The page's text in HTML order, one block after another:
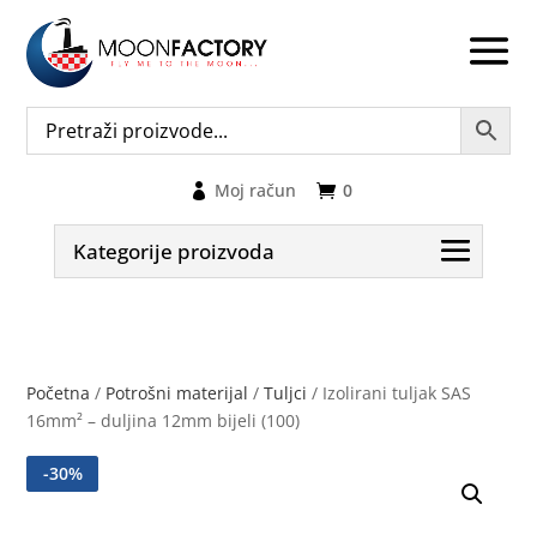
0
Moj račun
Kategorije proizvoda
Početna / Potrošni materijal /Tuljci / Izolirani tuljak SAS
16mm² – duljina 12mm bijeli (100)
-30%